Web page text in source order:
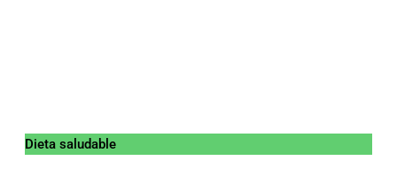
Dieta saludable